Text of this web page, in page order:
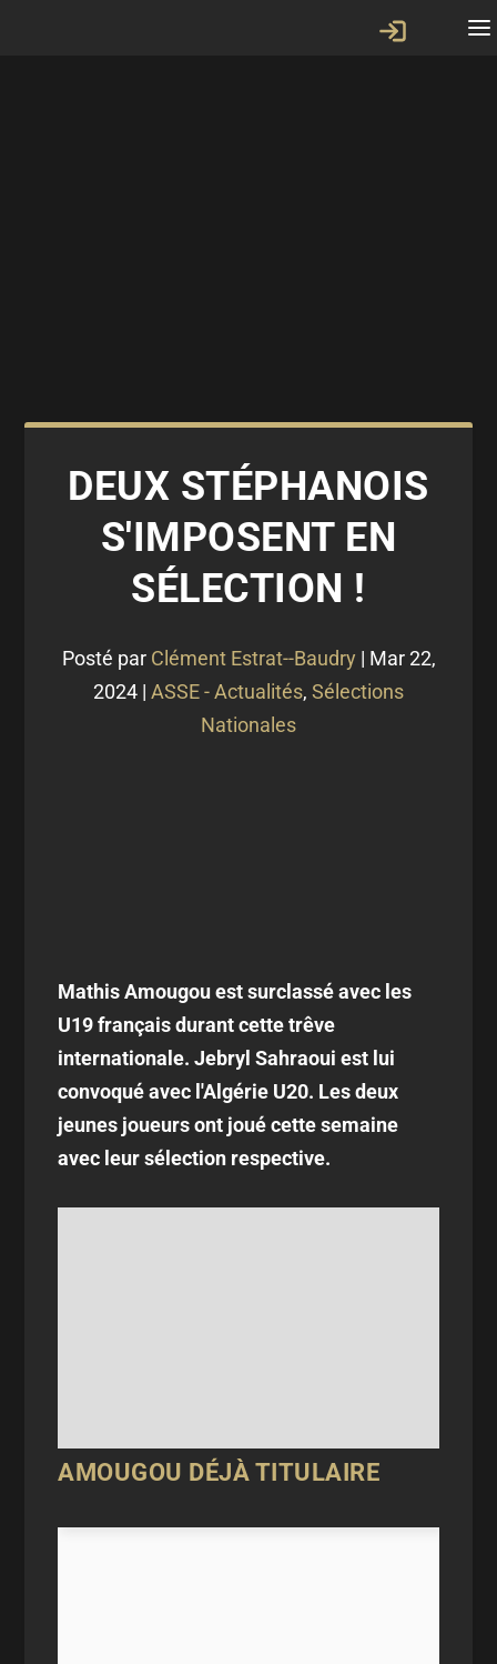
DEUX STÉPHANOIS
S'IMPOSENT EN
SÉLECTION !
Posté par Clément Estrat--Baudry | Mar 22,
2024 | ASSE - Actualités, Sélections
Nationales
Mathis Amougou est surclassé avec les
U19 français durant cette trêve
internationale. Jebryl Sahraoui est lui
convoqué avec l'Algérie U20. Les deux
jeunes joueurs ont joué cette semaine
avec leur sélection respective.
AMOUGOU DÉJÀ TITULAIRE